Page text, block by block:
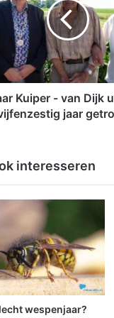
Kuiper - van Dijk
jaar
interesseren
wespenjaar?